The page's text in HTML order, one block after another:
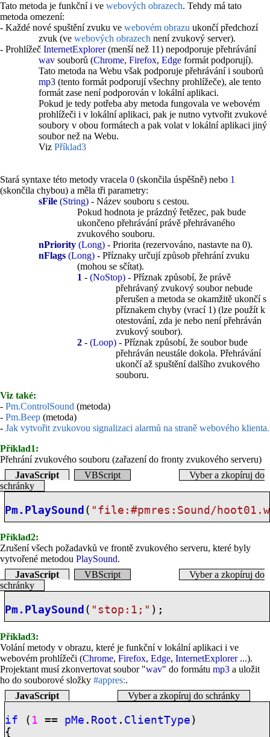
Tato metoda je funkční i ve webových obrazech. Tehdy má tato
metoda omezení:
- Každé nové spuštění zvuku ve webovém obrazu ukončí předchozí
zvuk (ve webových obrazech není zvukový server).
- Prohlížeč InternetExplorer(menší než 11) nepodporuje přehrávání
wav souborů (Chrome, Firefox, Edge formát podporují).
Tato metoda na Webu však podporuje přehrávání i souborů
mp3 (tento formát podporují všechny prohlížeče), ale tento
formát zase není podporován v lokální aplikaci.
Pokud je tedy potřeba aby metoda fungovala ve webovém
prohlížeči i v lokální aplikaci, pak je nutno vytvořit zvukové
soubory v obou formátech a pak volat v lokální aplikaci jiný
soubor než na Webu.
Viz Příklad3
Stará syntaxe této metody vracela 0 (skončila úspěšně) nebo 1
(skončila chybou) a měla tři parametry:
sFile (String) - Název souboru s cestou.
Pokud hodnota je prázdný řetězec, pak bude
ukončeno přehrávání právě přehrávaného
zvukového souboru.
nPriority (Long) - Priorita (rezervováno, nastavte na 0).
nFlags (Long) - Příznaky určují způsob přehrání zvuku
(mohou se sčítat).
1 - (NoStop) - Příznak způsobí, že právě
přehrávaný zvukový soubor nebude
přerušen a metoda se okamžitě ukončí s
příznakem chyby (vrací 1) (lze použít k
otestování, zda je nebo není přehráván
zvukový soubor).
2 - (Loop) - Příznak způsobí, že soubor bude
přehráván neustále dokola. Přehrávání
ukončí až spuštění dalšího zvukového
souboru.
Viz také:
- Pm.ControlSound (metoda)
- Pm.Beep (metoda)
- Jak vytvořit zvukovou signalizaci alarmů na straně webového klienta.
Příklad1:
Přehrání zvukového souboru (zařazení do fronty zvukového serveru)
JavaScript
VBScript
Vyber a zkopíruj do
schránky
Pm.PlaySound ( "file:#pmres:Sound /
Příklad2:
Zrušení všech požadavků ve frontě zvukového serveru, které byly
vytvořené metodou PlaySound.
JavaScript
VBScript
Vyber a zkopíruj do
schránky
Pm.PlaySound ( "stop:1;" );
Příklad3:
Volání metody v obrazu, které je funkční v lokální aplikaci i ve
webovém prohlížeči (Chrome, Firefox, Edge, InternetExplorer...).
Projektant musí zkonvertovat soubor "wav" do formátu mp3 a uložit
ho do souborové složky #appres:.
JavaScript
Vyber a zkopíruj do schránky
if ( 1 == pMe . Root . ClientType )
{